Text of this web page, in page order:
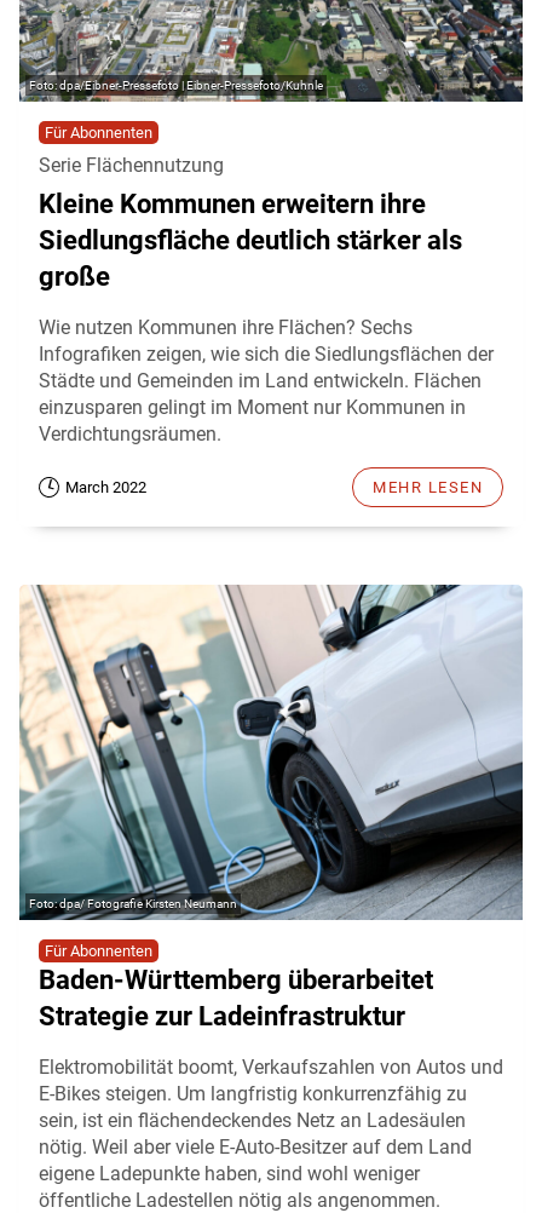
dpa/Eibner-Pressefoto | Eibner-Pressefoto/Kuhnle
Für Abonnenten
Serie Flächennutzung
Kleine Kommunen erweitern ihre
Siedlungsfläche deutlich stärker als
große
Wie nutzen Kommunen ihre Flächen? Sechs
Infografiken zeigen, wie sich die Siedlungsflächen der
Städte und Gemeinden im Land entwickeln. Flächen
einzusparen gelingt im Moment nur Kommunen in
Verdichtungsräumen.
March 2022 MEHR LESEN
dpa/ Fotografie Kirsten Neumann
Für Abonnenten
Baden-Württemberg überarbeitet
Strategie zur Ladeinfrastruktur
Elektromobilität boomt, Verkaufszahlen von Autos und
E-Bikes steigen. Um langfristig konkurrenzfähig zu
sein, ist ein flächendeckendes Netz an Ladesäulen
nötig. Weil aber viele E-Auto-Besitzer auf dem Land
eigene Ladepunkte haben, sind wohl weniger
öffentliche Ladestellen nötig als angenommen.